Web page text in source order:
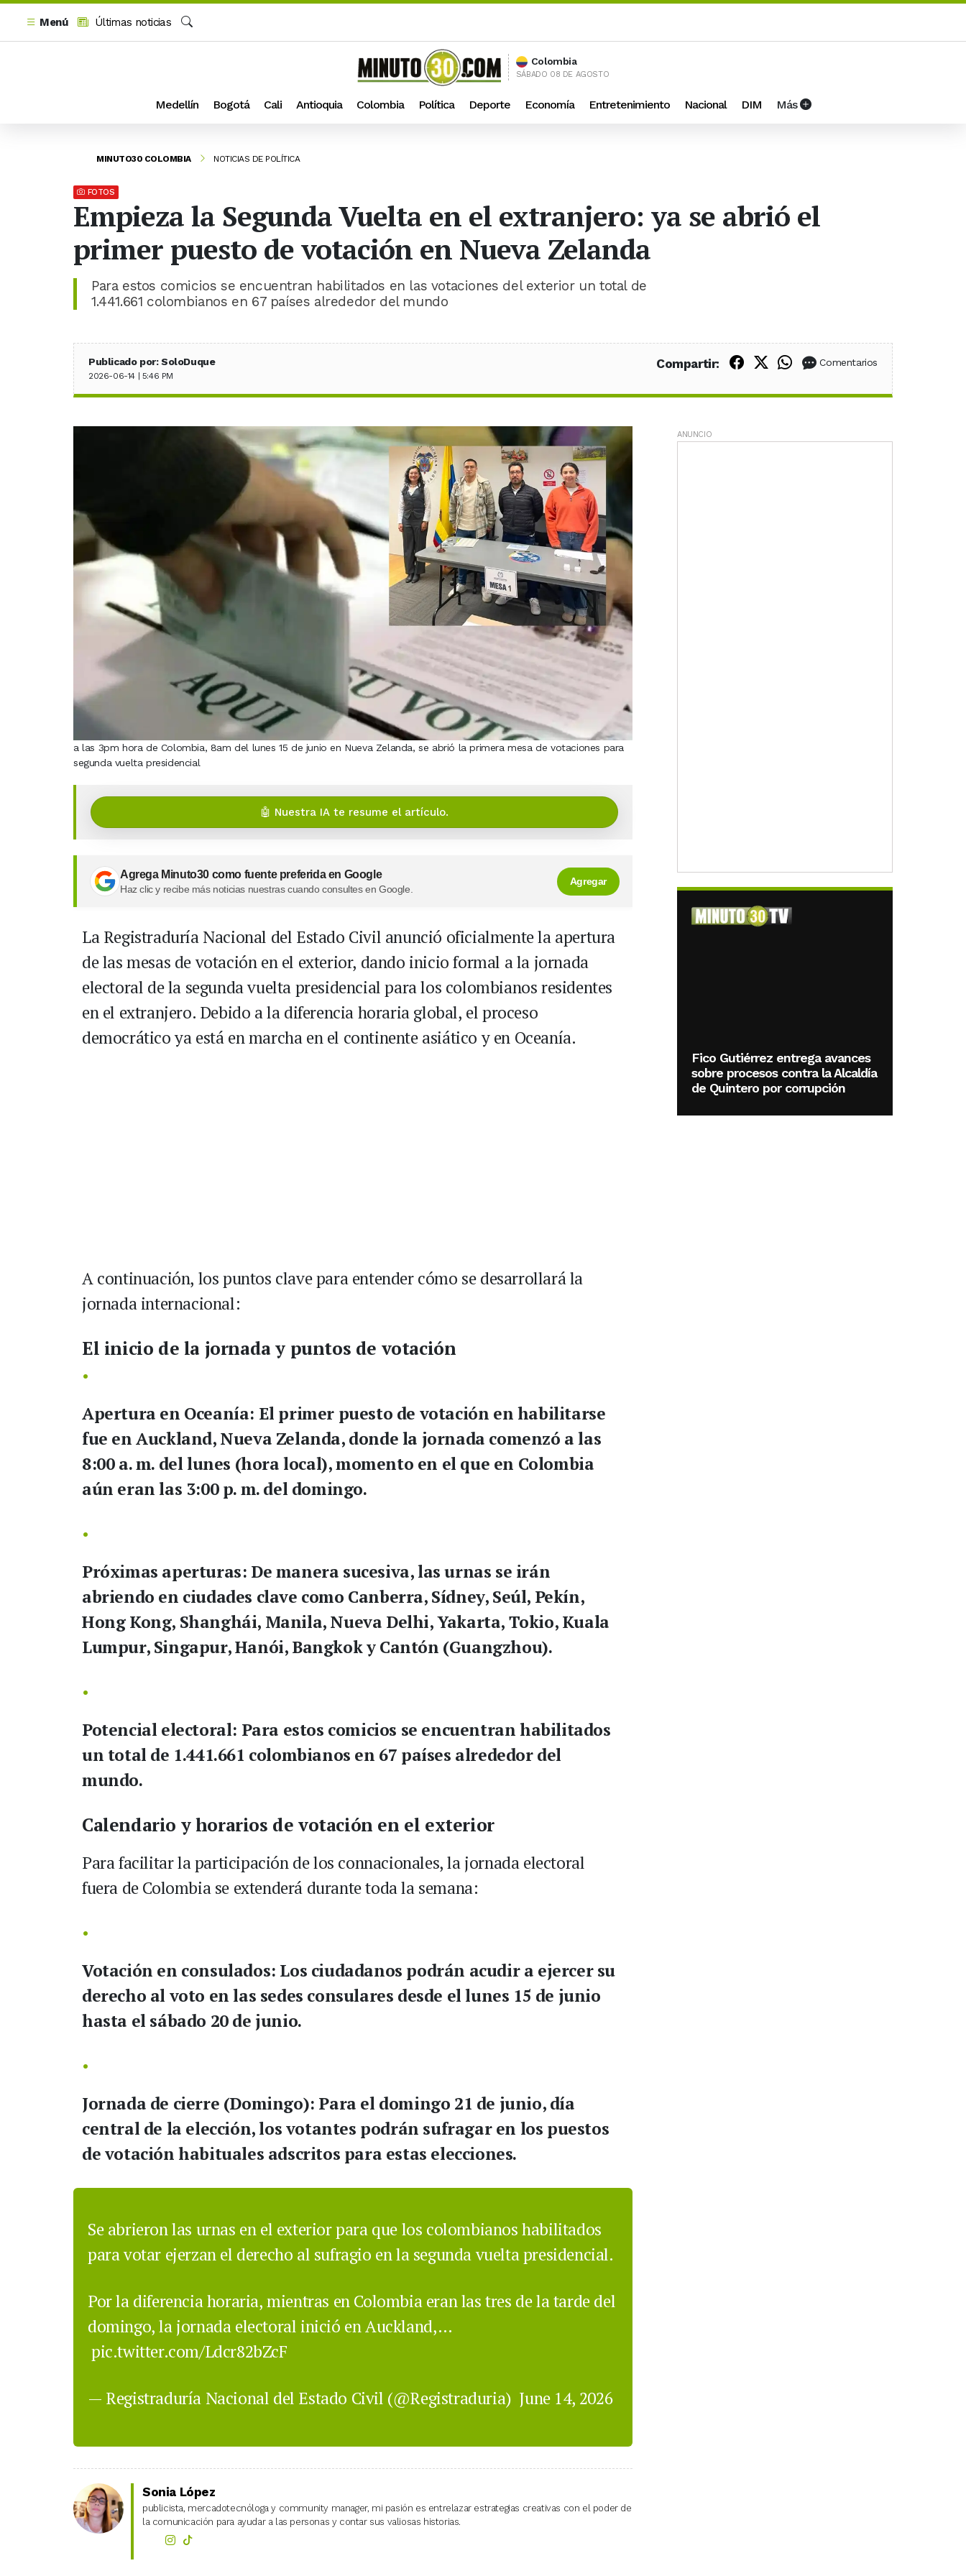
Menú
Últimas noticias
Buscar
Colombia
SÁBADO 08 DE AGOSTO
Medellín Bogotá Cali Antioquia Colombia Política Deporte Economía Entretenimiento Nacional DIM Más
MINUTO30 COLOMBIA NOTICIAS DE POLÍTICA
FOTOS
Empieza la Segunda Vuelta en el extranjero: ya se abrió el
primer puesto de votación en Nueva Zelanda
Para estos comicios se encuentran habilitados en las votaciones del exterior un total de
1.441.661 colombianos en 67 países alrededor del mundo
Publicado por: SoloDuque
2026-06-14 | 5:46 PM
Compartir: Compartir en Facebook
Compartir en X (Twitter)
Compartir en WhatsApp
Comentarios
a las 3pm hora de Colombia, 8am del lunes 15 de junio en Nueva Zelanda, se abrió la primera mesa de votaciones para
segunda vuelta presidencial
🤖 Nuestra IA te resume el artículo.
Agrega Minuto30 como fuente preferida en Google
Haz clic y recibe más noticias nuestras cuando consultes en Google.
Agregar
La Registraduría Nacional del Estado Civil anunció oficialmente la apertura
de las mesas de votación en el exterior, dando inicio formal a la jornada
electoral de la segunda vuelta presidencial para los colombianos residentes
en el extranjero. Debido a la diferencia horaria global, el proceso
democrático ya está en marcha en el continente asiático y en Oceanía.
A continuación, los puntos clave para entender cómo se desarrollará la
jornada internacional:
El inicio de la jornada y puntos de votación
Apertura en Oceanía: El primer puesto de votación en habilitarse
fue en Auckland, Nueva Zelanda, donde la jornada comenzó a las
8:00 a. m. del lunes (hora local), momento en el que en Colombia
aún eran las 3:00 p. m. del domingo.
Próximas aperturas: De manera sucesiva, las urnas se irán
abriendo en ciudades clave como Canberra, Sídney, Seúl, Pekín,
Hong Kong, Shanghái, Manila, Nueva Delhi, Yakarta, Tokio, Kuala
Lumpur, Singapur, Hanói, Bangkok y Cantón (Guangzhou).
Potencial electoral: Para estos comicios se encuentran habilitados
un total de 1.441.661 colombianos en 67 países alrededor del
mundo.
Calendario y horarios de votación en el exterior
Para facilitar la participación de los connacionales, la jornada electoral
fuera de Colombia se extenderá durante toda la semana:
Votación en consulados: Los ciudadanos podrán acudir a ejercer su
derecho al voto en las sedes consulares desde ellunes 15 de junio
hasta el sábado 20 de junio.
Jornada de cierre (Domingo): Para el domingo 21 de junio, día
central de la elección, los votantes podrán sufragar en los puestos
de votación habituales adscritos para estas elecciones.
Se abrieron las urnas en el exterior para que los colombianos habilitados
para votar ejerzan el derecho al sufragio en la segunda vuelta presidencial.
Por la diferencia horaria, mientras en Colombia eran las tres de la tarde del
domingo, la jornada electoral inició en Auckland,…
pic.twitter.com/Ldcr82bZcF
— Registraduría Nacional del Estado Civil (@Registraduria) June 14, 2026
Sonia López
publicista, mercadotecnóloga y community manager, mi pasión es entrelazar estrategias creativas con el poder de
la comunicación para ayudar a las personas y contar sus valiosas historias.
ANUNCIO
Fico Gutiérrez entrega avances
sobre procesos contra la Alcaldía
de Quintero por corrupción